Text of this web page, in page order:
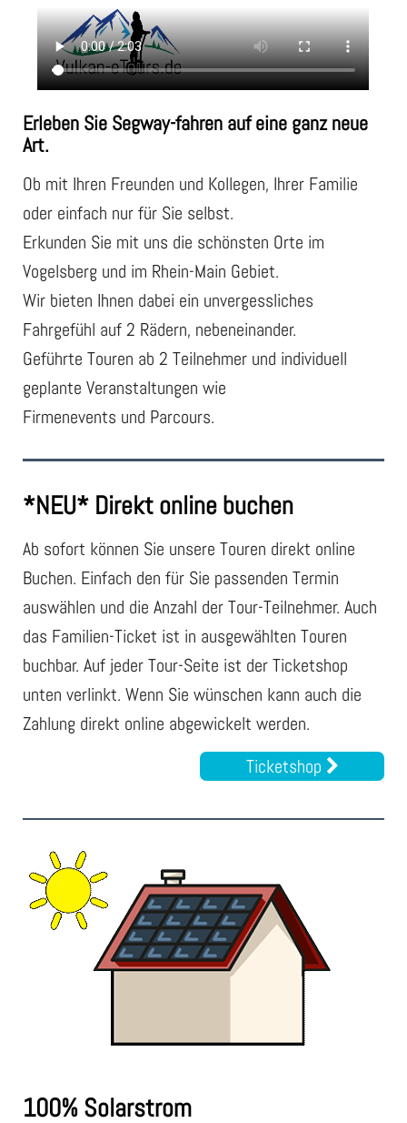
Erleben Sie Segway-fahren auf eine ganz neue
Art.
Ob mit Ihren Freunden und Kollegen, Ihrer Familie
oder einfach nur für Sie selbst.
Erkunden Sie mit uns die schönsten Orte im
Vogelsberg und im Rhein-Main Gebiet.
Wir bieten Ihnen dabei ein unvergessliches
Fahrgefühl auf 2 Rädern, nebeneinander.
Geführte Touren ab 2 Teilnehmer und individuell
geplante Veranstaltungen wie
Firmenevents und Parcours.
*NEU* Direkt online buchen
Ab sofort können Sie unsere Touren direkt online
Buchen. Einfach den für Sie passenden Termin
auswählen und die Anzahl der Tour-Teilnehmer. Auch
das Familien-Ticket ist in ausgewählten Touren
buchbar. Auf jeder Tour-Seite ist der Ticketshop
unten verlinkt. Wenn Sie wünschen kann auch die
Zahlung direkt online abgewickelt werden.
Ticketshop
100% Solarstrom